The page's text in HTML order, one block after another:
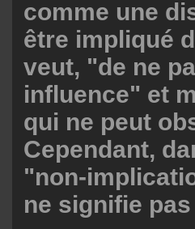
comme une
être impliqué
veut, "de ne
influence" et
qui ne peut
Cependant,
"non-
ne signifie